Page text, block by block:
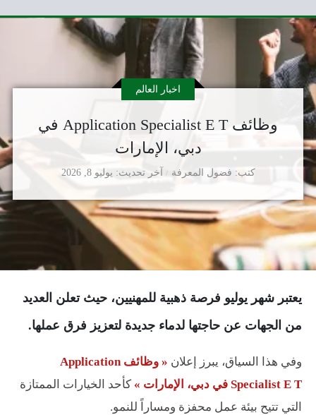
وظائف Application Specialist E T في
دبي، الإمارات
كتب فضول المعرفة
اخبار العالم
آخر تحديث يوليو 8, 2026
يعتبر شهر يوليو فرصة ذهبية للمهنيين، حيث تعلن العديد
من الجهات عن حاجتها لدماء جديدة لتعزيز فرق عملها.
وفي هذا السياق، يبرز إعلان
« وظائف Application
Specialist E T في دبي، الإمارات »
كأحد الخيارات الممتازة
التي تتيح بيئة عمل محفزة ومساراً للنمو.